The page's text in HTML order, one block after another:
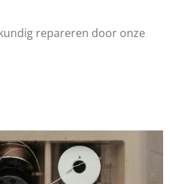
repareren door onze